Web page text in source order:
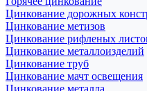
Цинкование дорожных
Цинкование метизов
Цинкование рифленых
Цинкование металлоизделий
Цинкование труб
Цинкование мачт освещения
Цинкование металла